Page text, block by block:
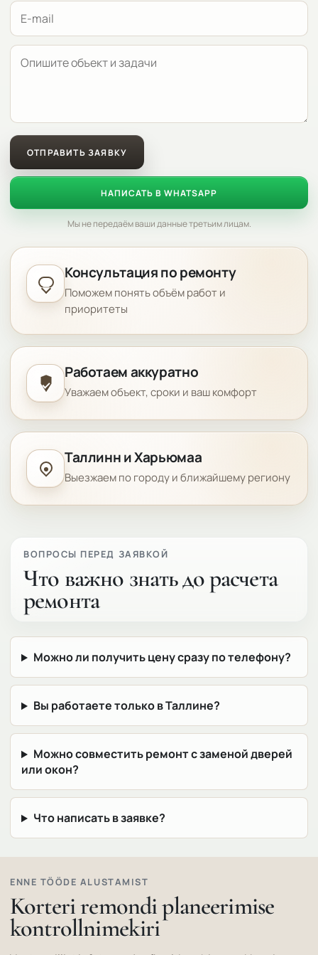
ОТПРАВИТЬ ЗАЯВКУ
НАПИСАТЬ В WHATSAPP
Мы не передаём ваши данные третьим лицам.
Консультация по ремонту
Поможем понять объём работ и
приоритеты
Работаем аккуратно
Уважаем объект, сроки и ваш комфорт
Таллинн и Харьюмаа
Выезжаем по городу и ближайшему региону
ВОПРОСЫ ПЕРЕД ЗАЯВКОЙ
Что важно знать до расчета
ремонта
Можно ли получить цену сразу по телефону?
Вы работаете только в Таллине?
Можно совместить ремонт с заменой дверей
или окон?
Что написать в заявке?
ENNE TÖÖDE ALUSTAMIST
Korteri remondi planeerimise
kontrollnimekiri